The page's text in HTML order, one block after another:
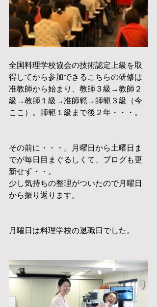
全国料理学校協会の技術認定上級を取
得してから参加できるこちらの研修は
准教師から始まり、教師３級→教師２
級→教師１級→准師範→師範３級（今
ここ）。師範１級まで後２年・・・。
その前に・・・。月曜日から土曜日ま
でが毎日目まぐるしくて、ブログも更
新せず・・。
少し気持ちの整理がついたので月曜日
から振り返ります。
月曜日は料理学校の退職日でした。